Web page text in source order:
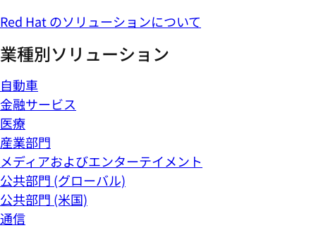
Red Hat のソリューションについて
業種別ソリューション
自動車
金融サービス
医療
産業部門
メディアおよびエンターテイメント
公共部門 (グローバル)
公共部門 (米国)
通信